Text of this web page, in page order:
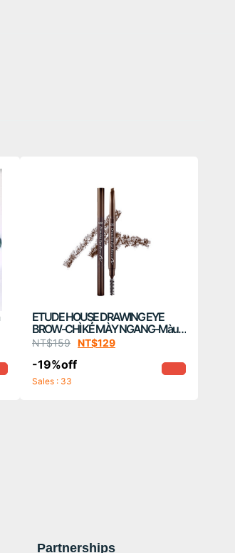
ETUDE HOUSE DRAWING EYE
BROW-CHÌ KẺ MÀY NGANG-Màu
Cafe Đen
NT$159 NT$129
-19%off
Sales : 33
Partnerships